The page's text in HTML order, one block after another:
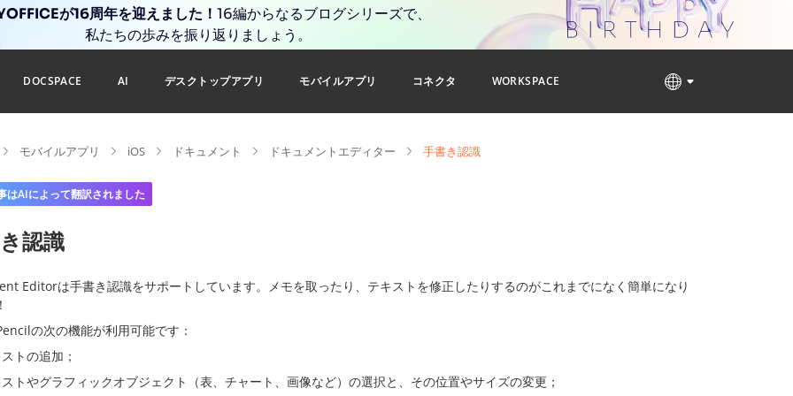
が16周年を迎えました！ 16編からなるブログシリーズで、
私たちの歩みを振り返りましょう。
DOCSPACE AI デスクトップアプリ モバイルアプリ コネクタ WORKSPACE
モバイルアプリ iOS ドキュメント ドキュメントエディター 手書き認識
はAIによって翻訳されました
認識
Editorは手書き認識をサポートしています。メモを取ったり、テキストを修正したりするのがこれまでになく簡単になり
の次の機能が利用可能です：
トの追加；
トやグラフィックオブジェクト（表、チャート、画像など）の選択と、その位置やサイズの変更；